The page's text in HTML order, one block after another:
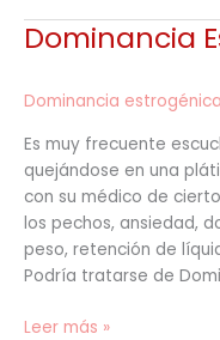
Dominancia
Dominancia estrogénica
Es muy frecuente
quejándose en una
con su médico de
los pechos, ansiedad,
peso, retención de
Podría tratarse de
Dominancia
Leer más »